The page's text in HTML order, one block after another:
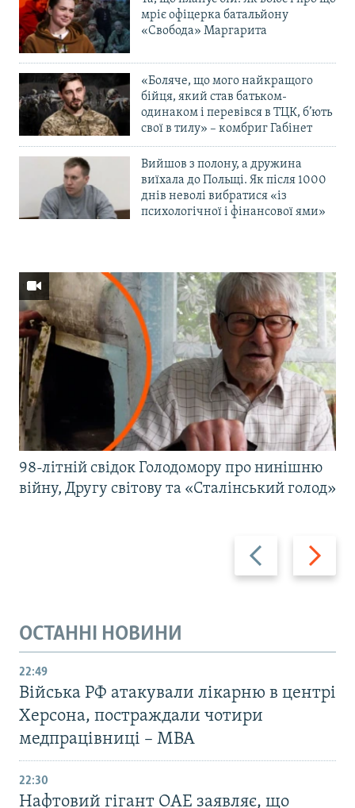
мріє офіцерка батальйону
«Свобода» Маргарита
«Боляче, що мого найкращого
бійця, який став батьком-
одинаком і перевівся в ТЦК, б’ють
свої в тилу» – комбриг Габінет
Вийшов з полону, а дружина
виїхала до Польщі. Як після 1000
днів неволі вибратися «із
психологічної і фінансової ями»
Назад Вперед
98-літній свідок Голодомору про нинішню
війну, Другу світову та «Сталінський голод»
ОСТАННІ НОВИНИ
22:49
Війська РФ атакували лікарню в центрі
Херсона, постраждали чотири
медпрацівниці – МВА
22:30
Нафтовий гігант ОАЕ заявляє, що